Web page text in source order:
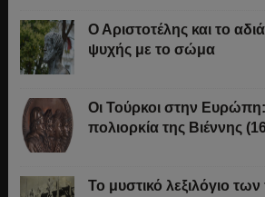
Ο Αριστοτέλης και το
ψυχής με το σώμα
Οι Τούρκοι στην
πολιορκία της Βιέννης
Το μυστικό λεξιλόγιο